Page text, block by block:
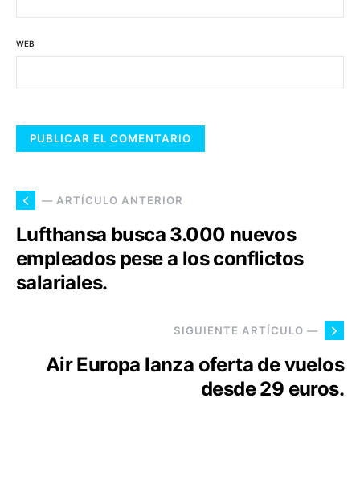
WEB
— ARTÍCULO ANTERIOR
Lufthansa busca 3.000 nuevos
empleados pese a los conflictos
salariales.
SIGUIENTE ARTÍCULO —
Air Europa lanza oferta de vuelos
desde 29 euros.